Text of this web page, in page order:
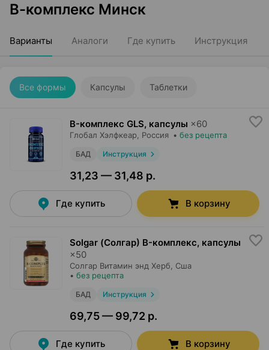
В-комплекс Минск
Варианты Аналоги Где купить Инструкция
Все формы Капсулы Таблетки
B-комплекс GLS, капсулы ×60
Глобал Хэлфкеар , Россия • без рецепта
БАД Инструкция
31,23 — 31,48 р.
Где купить В корзину
Solgar (Солгар) B-комплекс, капсулы
×50
Солгар Витамин энд Херб , Сша
• без рецепта
БАД Инструкция
69,75 — 99,72 р.
Где купить В корзину